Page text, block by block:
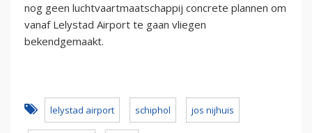
nog geen luchtvaartmaatschappij concrete plannen om
vanaf Lelystad Airport te gaan vliegen
bekendgemaakt.
lelystad airport schiphol jos nijhuis